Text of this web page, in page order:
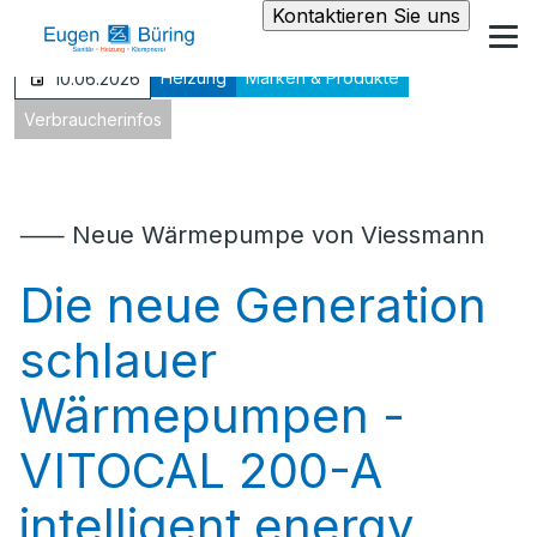
Kontaktieren Sie uns
10.06.2026 Heizung Marken & Produkte
Verbraucherinfos
⸺ Neue Wärmepumpe von Viessmann
Die neue Generation
schlauer
Wärmepumpen -
VITOCAL 200-A